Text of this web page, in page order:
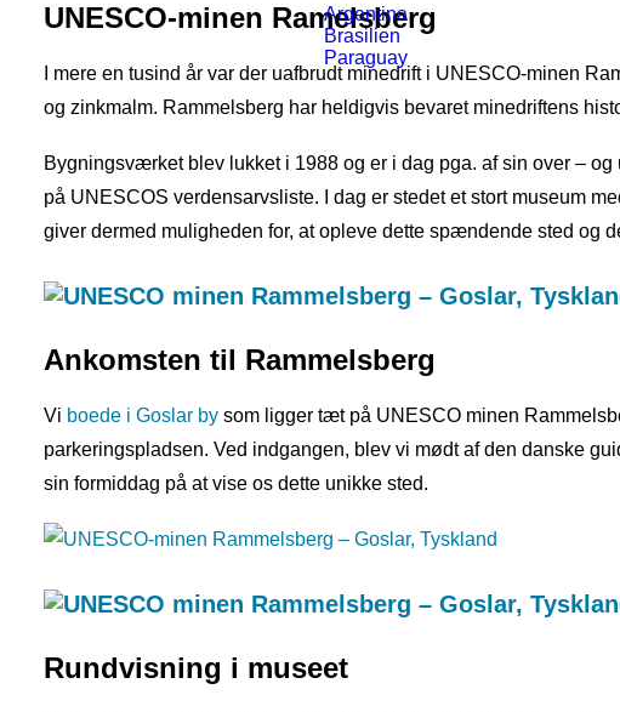
Argentina
Brasilien
Paraguay
UNESCO-minen Ramelsberg
I mere en tusind år var der uafbrudt minedrift i UNESCO-minen
og zinkmalm. Rammelsberg har heldigvis bevaret minedriftens
Bygningsværket blev lukket i 1988 og er i dag pga. af sin over –
på UNESCOS verdensarvsliste. I dag er stedet et stort museum
giver dermed muligheden for, at opleve dette spændende sted og
Ankomsten til Rammelsberg
Vi boede i Goslar by som ligger tæt på UNESCO minen
parkeringspladsen. Ved indgangen, blev vi mødt af den danske
sin formiddag på at vise os dette unikke sted.
Rundvisning i museet